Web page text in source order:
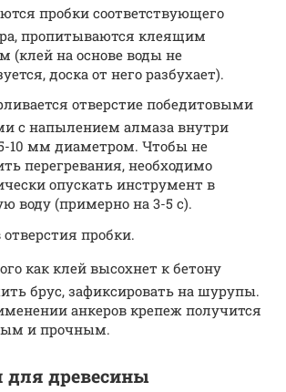
пробки соответствующего
пропитываются клеящим
(клей на основе воды не
доска от него разбухает).
отверстие победитовыми
с напылением алмаза внутри
10 мм диаметром. Чтобы не
перегревания, необходимо
опускать инструмент в
воду (примерно на 3-5 с).
пробки.
как клей высохнет к бетону
брус, зафиксировать на шурупы.
анкеров крепеж получится
и прочным.
для древесины